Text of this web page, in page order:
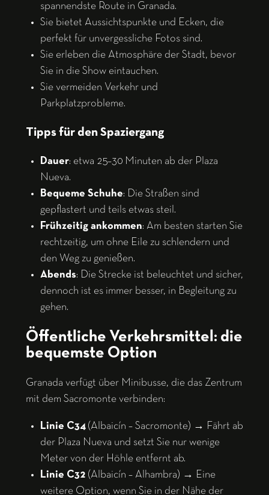
spannendste Route in Granada.
Sie bietet Aussichtspunkte und Ecken, die
perfekt für unvergessliche Fotos sind.
Sie erleben die Atmosphäre der Stadt, bevor
Sie in die Show eintauchen.
Sie vermeiden Verkehr und
Parkplatzprobleme.
Tipps für den Spaziergang
Dauer: etwa 25–30 Minuten ab der Plaza
Nueva.
Bequeme Schuhe: Die Straßen sind
gepflastert und teils etwas steil.
Frühzeitig ankommen: Am besten starten Sie
rechtzeitig, um ohne Eile zu schlendern und
den Weg zu genießen.
Abends: Die Strecke ist beleuchtet und sicher,
dennoch ist es immer besser, in Begleitung zu
gehen.
Öffentliche Verkehrsmittel: die
bequemste Option
Granada verfügt über Minibusse, die das Zentrum
mit dem Sacromonte verbinden:
Linie C34(Albaicín – Sacromonte) → Fährt ab
der Plaza Nueva und setzt Sie nur wenige
Meter von der Höhle entfernt ab.
Linie C32(Albaicín – Alhambra) → Eine
weitere Option, wenn Sie in der Nähe der